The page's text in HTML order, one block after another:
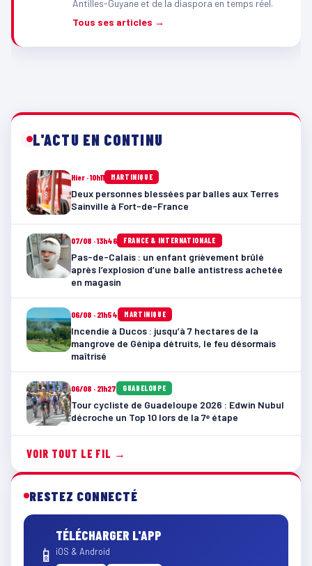
Antilles-Guyane et de la diaspora en temps réel.
Tous ses articles →
L'ACTU EN CONTINU
Hier · 10h11 MARTINIQUE
Deux personnes blessées par balles aux Terres
Sainville à Fort-de-France
07/08 · 13h46 FRANCE & INTERNATIONALE
Pas-de-Calais : un enfant grièvement brûlé
après l’explosion d’une balle antistress achetée
en magasin
06/08 · 21h54 MARTINIQUE
Incendie à Ducos : jusqu’à 7 hectares de la
mangrove de Génipa détruits, le feu désormais
maîtrisé
06/08 · 21h27 GUADELOUPE
Tour cycliste de Guadeloupe 2026 : Edwin Nubul
décroche un Top 10 lors de la 7ᵉ étape
VOIR TOUT LE FIL →
RESTEZ CONNECTÉ
📱
TÉLÉCHARGER L'APP
iOS & Android